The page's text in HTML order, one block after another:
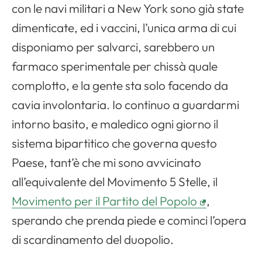
con le navi militari a New York sono già state
dimenticate, ed i vaccini, l’unica arma di cui
disponiamo per salvarci, sarebbero un
farmaco sperimentale per chissà quale
complotto, e la gente sta solo facendo da
cavia involontaria. Io continuo a guardarmi
intorno basito, e maledico ogni giorno il
sistema bipartitico che governa questo
Paese, tant’è che mi sono avvicinato
all’equivalente del Movimento 5 Stelle, il
Movimento per il Partito del Popolo
,
sperando che prenda piede e cominci l’opera
di scardinamento del duopolio.